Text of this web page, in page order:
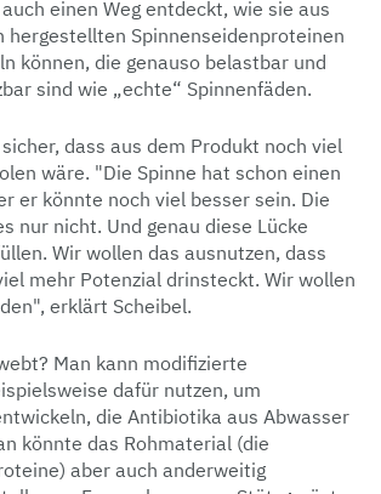
einen Weg entdeckt, wie sie aus
hergestellten Spinnenseidenproteinen
können, die genauso belastbar und
sind wie „echte“ Spinnenfäden.
dass aus dem Produkt noch viel
wäre. "Die Spinne hat schon einen
er könnte noch viel besser sein. Die
nur nicht. Und genau diese Lücke
Wir wollen das ausnutzen, dass
mehr Potenzial drinsteckt. Wir wollen
erklärt Scheibel.
Man kann modifizierte
dafür nutzen, um
die Antibiotika aus Abwasser
könnte das Rohmaterial (die
aber auch anderweitig